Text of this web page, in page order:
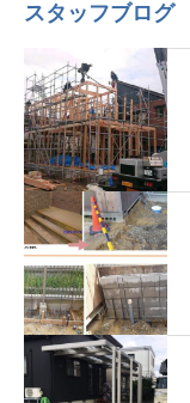
スタッフブログ